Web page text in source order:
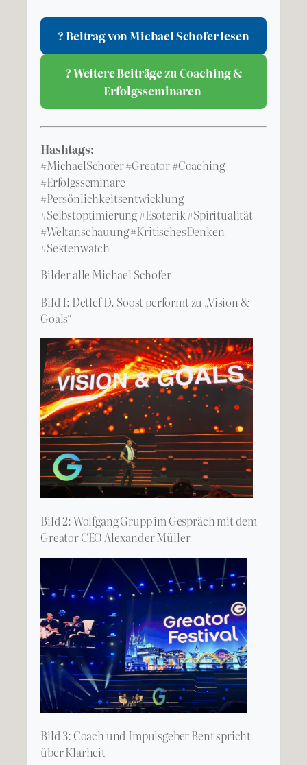
? Beitrag von Michael Schofer lesen
? Weitere Beiträge zu Coaching &
Erfolgsseminaren
Hashtags:
#MichaelSchofer #Greator #Coaching
#Erfolgsseminare
#Persönlichkeitsentwicklung
#Selbstoptimierung #Esoterik #Spiritualität
#Weltanschauung #KritischesDenken
#Sektenwatch
Bilder alle Michael Schofer
Bild 1: Detlef D. Soost performt zu „Vision &
Goals“
Bild 2: Wolfgang Grupp im Gespräch mit dem
Greator CEO Alexander Müller
Bild 3: Coach und Impulsgeber Bent spricht
über Klarheit